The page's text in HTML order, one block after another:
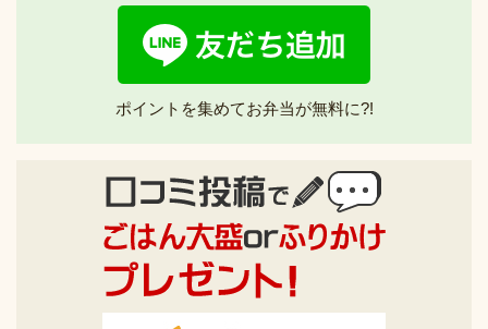
ポイントを集めてお弁当が無料に?!